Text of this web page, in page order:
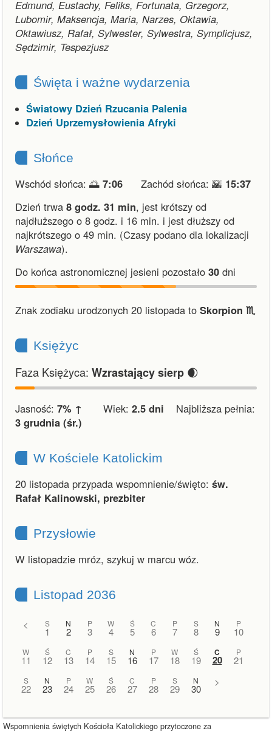
Edmund, Eustachy, Feliks, Fortunata, Grzegorz,
Lubomir, Maksencja, Maria, Narzes, Oktawia,
Oktawiusz, Rafał, Sylwester, Sylwestra, Symplicjusz,
Sędzimir, Tespezjusz
Święta i ważne wydarzenia
Światowy Dzień Rzucania Palenia
Dzień Uprzemysłowienia Afryki
Słońce
Wschód słońca: 🌅 7:06 Zachód słońca: 🌇 15:37
Dzień trwa 8 godz. 31 min, jest krótszy od
najdłuższego o 8 godz. i 16 min. i jest dłuższy od
najkrótszego o 49 min. (Czasy podano dla lokalizacji
Warszawa).
Do końca astronomicznej jesieni pozostało 30 dni
Znak zodiaku urodzonych 20 listopada to Skorpion ♏︎
Księżyc
Faza Księżyca: Wzrastający sierp 🌒
Jasność: 7% ↑ Wiek: 2.5 dni Najbliższa pełnia:
3 grudnia (śr.)
W Kościele Katolickim
20 listopada przypada wspomnienie/święto: św.
Rafał Kalinowski, prezbiter
Przysłowie
W listopadzie mróz, szykuj w marcu wóz.
Listopad 2036
< S
1
N
2
P
3
W
4
Ś
5
C
6
P
7
S
8
N
9
P
10
W
11
Ś
12
C
13
P
14
S
15
N
16
P
17
W
18
Ś
19
C
20
P
21
S
22
N
23
P
24
W
25
Ś
26
C
27
P
28
S
29
N
30
>
Wspomnienia świętych Kościoła Katolickiego przytoczone za